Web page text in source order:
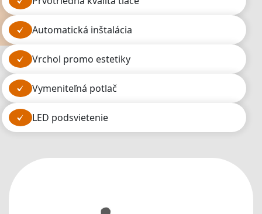
automatická inštalácia
vrchol promo estetiky
vymeniteľná potlač
LED podsvietenie